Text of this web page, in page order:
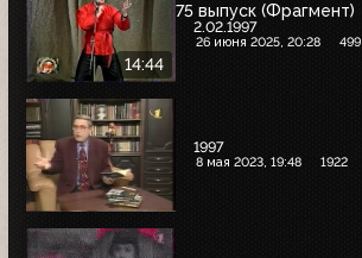
14:44
75 выпуск (Фрагмент)
2.02.1997
26 июня 2025, 20:28 499
1997
8 мая 2023, 19:48 1922